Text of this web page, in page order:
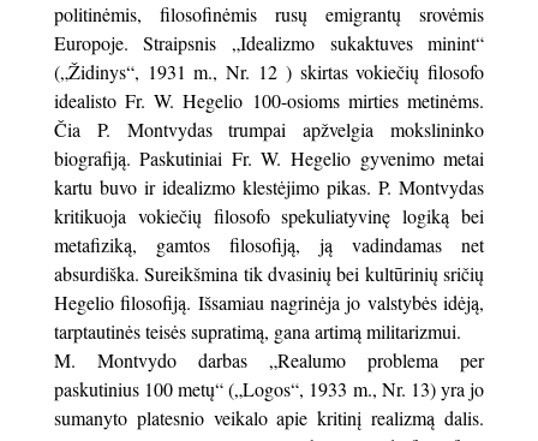
politinėmis, filosofinėmis rusų emigrantų srovėmis
Europoje. Straipsnis „Idealizmo sukaktuves minint“
(„Židinys“, 1931 m., Nr. 12 ) skirtas vokiečių filosofo
idealisto Fr. W. Hegelio 100-osioms mirties metinėms.
Čia P. Montvydas trumpai apžvelgia mokslininko
biografiją. Paskutiniai Fr. W. Hegelio gyvenimo metai
kartu buvo ir idealizmo klestėjimo pikas. P. Montvydas
kritikuoja vokiečių filosofo spekuliatyvinę logiką bei
metafiziką, gamtos filosofiją, ją vadindamas net
absurdiška. Sureikšmina tik dvasinių bei kultūrinių sričių
Hegelio filosofiją. Išsamiau nagrinėja jo valstybės idėją,
tarptautinės teisės supratimą, gana artimą militarizmui.
M. Montvydo darbas „Realumo problema per
paskutinius 100 metų“ („Logos“, 1933 m., Nr. 13) yra jo
sumanyto platesnio veikalo apie kritinį realizmą dalis.